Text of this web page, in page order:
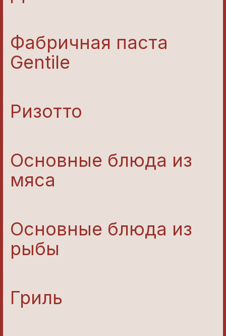
Фабричная паста
Gentile
Ризотто
Основные блюда из
мяса
Основные блюда из
рыбы
Гриль